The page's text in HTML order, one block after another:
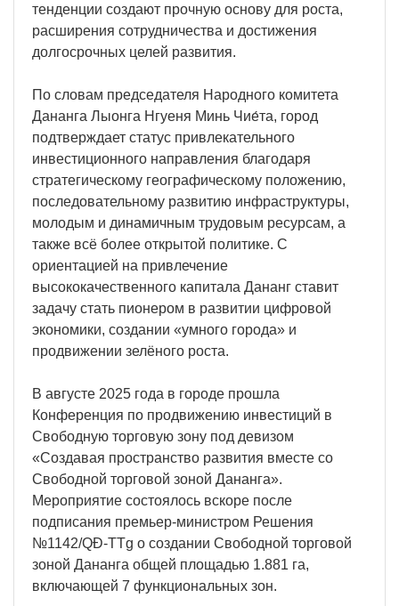
тенденции создают прочную основу для роста,
расширения сотрудничества и достижения
долгосрочных целей развития.
По словам председателя Народного комитета
Дананга Лыонга Нгуеня Минь Чие́та, город
подтверждает статус привлекательного
инвестиционного направления благодаря
стратегическому географическому положению,
последовательному развитию инфраструктуры,
молодым и динамичным трудовым ресурсам, а
также всё более открытой политике. С
ориентацией на привлечение
высококачественного капитала Дананг ставит
задачу стать пионером в развитии цифровой
экономики, создании «умного города» и
продвижении зелёного роста.
В августе 2025 года в городе прошла
Конференция по продвижению инвестиций в
Свободную торговую зону под девизом
«Создавая пространство развития вместе со
Свободной торговой зоной Дананга».
Мероприятие состоялось вскоре после
подписания премьер-министром Решения
№1142/QĐ-TTg о создании Свободной торговой
зоной Дананга общей площадью 1.881 га,
включающей 7 функциональных зон.